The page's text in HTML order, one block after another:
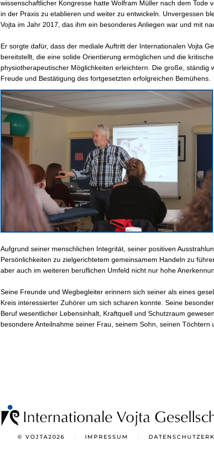
wissenschaftlicher Kongresse hatte Wolfram Müller nach dem Tode
in der Praxis zu etablieren und weiter zu entwickeln. Unvergessen
Vojta im Jahr 2017, das ihm ein besonderes Anliegen war und mit
Er sorgte dafür, dass der mediale Auftritt der Internationalen Vojta
bereitstellt, die eine solide Orientierung ermöglichen und die
physiotherapeutischer Möglichkeiten erleichtern. Die große,
Freude und Bestätigung des fortgesetzten erfolgreichen Bemühens.
Aufgrund seiner menschlichen Integrität, seiner positiven
Persönlichkeiten zu zielgerichtetem gemeinsamem Handeln zu
aber auch im weiteren beruflichen Umfeld nicht nur hohe
Seine Freunde und Wegbegleiter erinnern sich seiner als eines
Kreis interessierter Zuhörer um sich scharen konnte. Seine
Beruf wesentlicher Lebensinhalt, Kraftquell und Schutzraum
besondere Anteilnahme seiner Frau, seinem Sohn, seinen
© VOJTA2026 IMPRESSUM